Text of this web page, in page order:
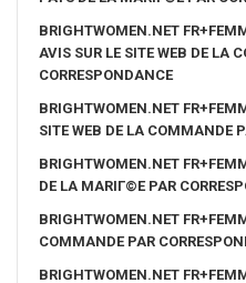
BRIGHTWOMEN.NET
AVIS SUR LE SITE WEB DE LA
CORRESPONDANCE
BRIGHTWOMEN.NET
SITE WEB DE LA COMMANDE
BRIGHTWOMEN.NET
DE LA MARIГ©E PAR
BRIGHTWOMEN.NET
COMMANDE PAR
BRIGHTWOMEN.NET